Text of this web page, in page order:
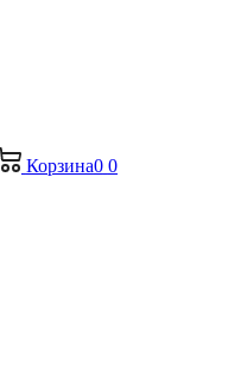
Корзина0 0